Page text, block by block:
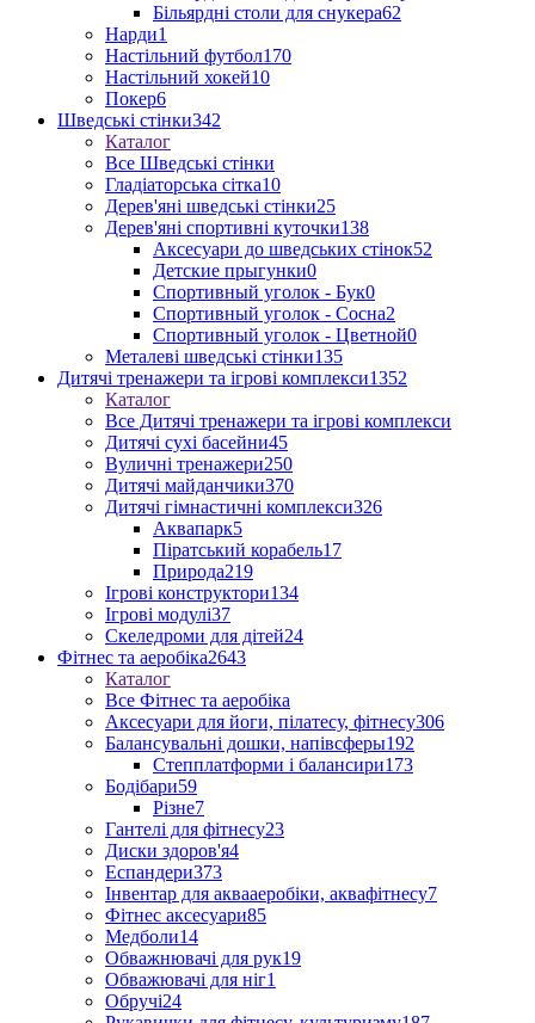
Більярдні столи для снукера62
Нарди1
Настільний футбол170
Настільний хокей10
Покер6
Шведські стінки342
Каталог
Все Шведські стінки
Гладіаторська сітка10
Дерев'яні шведські стінки25
Дерев'яні спортивні куточки138
Аксесуари до шведських стінок52
Детские прыгунки0
Спортивный уголок - Бук0
Спортивный уголок - Сосна2
Спортивный уголок - Цветной0
Металеві шведські стінки135
Дитячі тренажери та ігрові комплекси1352
Каталог
Все Дитячі тренажери та ігрові комплекси
Дитячі сухі басейни45
Вуличні тренажери250
Дитячі майданчики370
Дитячі гімнастичні комплекси326
Аквапарк5
Піратський корабель17
Природа219
Ігрові конструктори134
Ігрові модулі37
Скеледроми для дітей24
Фітнес та аеробіка2643
Каталог
Все Фітнес та аеробіка
Аксесуари для йоги, пілатесу, фітнесу306
Балансувальні дошки, напівсферы192
Степплатформи і балансири173
Бодібари59
Різне7
Гантелі для фітнесу23
Диски здоров'я4
Еспандери373
Інвентар для аквааеробіки, аквафітнесу7
Фітнес аксесуари85
Медболи14
Обважнювачі для рук19
Обважювачі для ніг1
Обручі24